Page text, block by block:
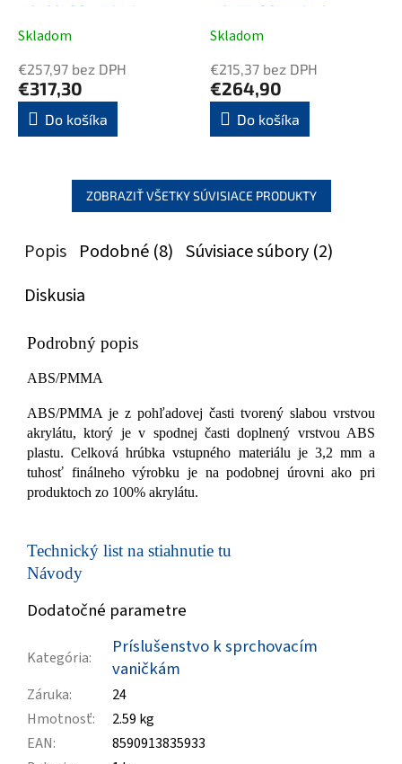
110x90x26cm, biela
Skladom
€257,97 bez DPH
€317,30
Do košíka
110x75x26cm, biela
Skladom
€215,37 bez DPH
€264,90
Do košíka
ZOBRAZIŤ VŠETKY SÚVISIACE PRODUKTY
Popis Podobné (8) Súvisiace súbory (2)
Diskusia
Podrobný popis
ABS/PMMA
ABS/PMMA je z pohľadovej časti tvorený slabou vrstvou
akrylátu, ktorý je v spodnej časti doplnený vrstvou ABS
plastu. Celková hrúbka vstupného materiálu je 3,2 mm a
tuhosť finálneho výrobku je na podobnej úrovni ako pri
produktoch zo 100% akrylátu.
Technický list na stiahnutie tu
Návody
Dodatočné parametre
Kategória:
Príslušenstvo k sprchovacím
vaničkám
Záruka:
24
Hmotnosť:
2.59 kg
EAN:
8590913835933